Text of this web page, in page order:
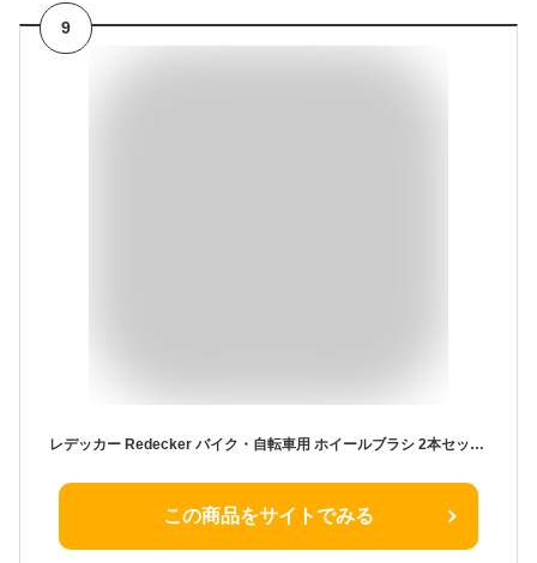
9
レデッカー Redecker バイク・自転車用 ホイールブラシ 2本セット ドイツ製 高品質 ハンドメイド 天然素材 生活道具 エコ 手仕事 サステナブル ナチュラル 生活雑貨 お掃除用品 日用品 生活用品 インテリア ホイール 洗車用品 自動車
この商品をサイトでみる